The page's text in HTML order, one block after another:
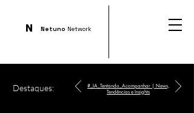
N Netuno Network
Destaques:
#_IA_Tentando_Acompanhar | News,
Tendências e Insights